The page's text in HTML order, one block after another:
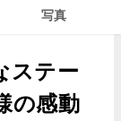
写真
ステー
の感動